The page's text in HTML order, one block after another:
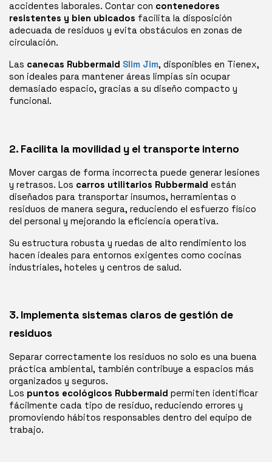
accidentes laborales. Contar con contenedores
resistentes y bien ubicados facilita la disposición
adecuada de residuos y evita obstáculos en zonas de
circulación.
Las canecas Rubbermaid Slim Jim, disponibles en Tienex,
son ideales para mantener áreas limpias sin ocupar
demasiado espacio, gracias a su diseño compacto y
funcional.
2. Facilita la movilidad y el transporte interno
Mover cargas de forma incorrecta puede generar lesiones
y retrasos. Los carros utilitarios Rubbermaid están
diseñados para transportar insumos, herramientas o
residuos de manera segura, reduciendo el esfuerzo físico
del personal y mejorando la eficiencia operativa.
Su estructura robusta y ruedas de alto rendimiento los
hacen ideales para entornos exigentes como cocinas
industriales, hoteles y centros de salud.
3. Implementa sistemas claros de gestión de
residuos
Separar correctamente los residuos no solo es una buena
práctica ambiental, también contribuye a espacios más
organizados y seguros.
Los puntos ecológicos Rubbermaid permiten identificar
fácilmente cada tipo de residuo, reduciendo errores y
promoviendo hábitos responsables dentro del equipo de
trabajo.